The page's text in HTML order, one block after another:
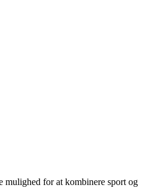
mulighed for at kombinere sport og